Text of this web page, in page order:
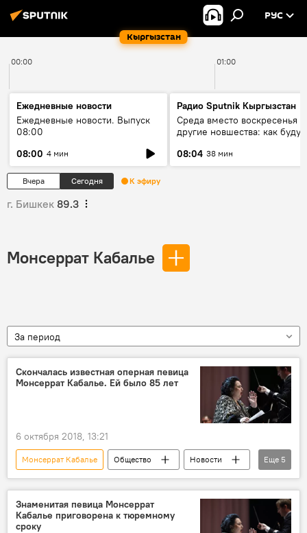
Кыргызстан
РУС
00:00 01:00
Ежедневные новости
Ежедневные новости. Выпуск
08:00
08:00 4 мин
Радио Sputnik Кыргызстан
Среда вместо воскресенья и
другие новшества: как будут
08:04 38 мин
Вчера Сегодня К эфиру
г. Бишкек 89.3
Монсеррат Кабалье
За период
Скончалась известная оперная певица
Монсеррат Кабалье. Ей было 85 лет
6 октября 2018, 13:21
Монсеррат Кабалье Общество
Новости
В мире
Пресс-дайджест
смерть похороны
Еще 5
Знаменитая певица Монсеррат
Кабалье приговорена к тюремному
сроку